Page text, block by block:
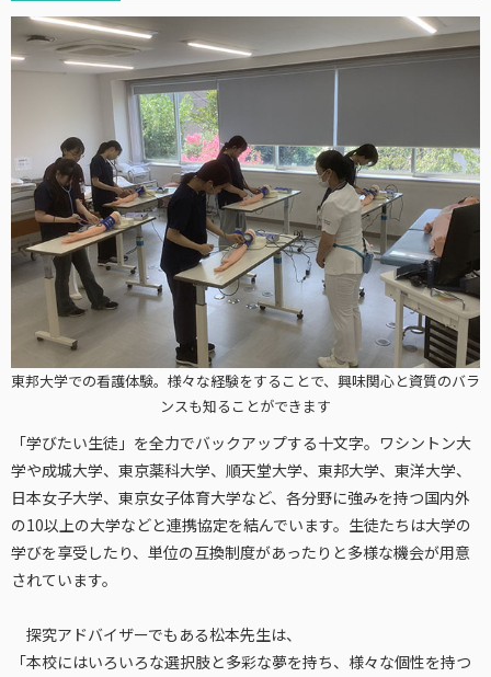
東邦大学での看護体験。様々な経験をすることで、興味関心と資質のバラ
ンスも知ることができます
「学びたい生徒」を全力でバックアップする十文字。ワシントン大
学や成城大学、東京薬科大学、順天堂大学、東邦大学、東洋大学、
日本女子大学、東京女子体育大学など、各分野に強みを持つ国内外
の10以上の大学などと連携協定を結んでいます。生徒たちは大学の
学びを享受したり、単位の互換制度があったりと多様な機会が用意
されています。
探究アドバイザーでもある松本先生は、
「本校にはいろいろな選択肢と多彩な夢を持ち、様々な個性を持つ